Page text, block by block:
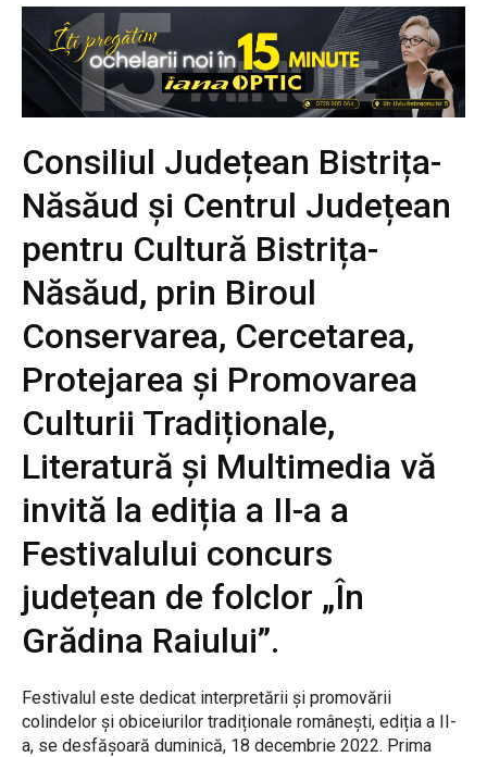
Consiliul Județean Bistrița-
Năsăud și Centrul Județean
pentru Cultură Bistrița-
Năsăud, prin Biroul
Conservarea, Cercetarea,
Protejarea și Promovarea
Culturii Tradiționale,
Literatură și Multimedia vă
invită la ediția a II-a a
Festivalului concurs
județean de folclor „În
Grădina Raiului”.
Festivalul este dedicat interpretării și promovării
colindelor și obiceiurilor tradiționale românești, ediția a II-
a, se desfășoară duminică, 18 decembrie 2022. Prima